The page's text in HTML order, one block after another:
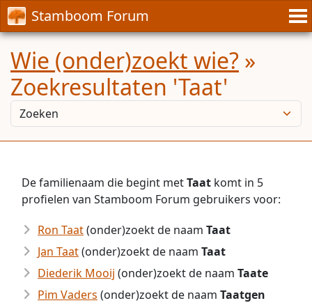
Stamboom Forum
Wie (onder)zoekt wie? »
Zoekresultaten 'Taat'
De familienaam die begint metTaat komt in 5
profielen van Stamboom Forum gebruikers voor:
Ron Taat(onder)zoekt de naam Taat
Jan Taat(onder)zoekt de naam Taat
Diederik Mooij (onder)zoekt de naam Taate
Pim Vaders (onder)zoekt de naam Taatgen